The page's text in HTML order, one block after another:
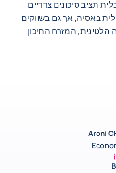
תציב סיכונים צדדיים
באסיה, אך גם בשווקים
המזרח התיכון
Aroni